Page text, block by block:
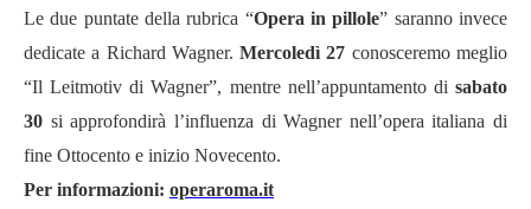
Le due puntate della rubrica “Opera in pillole” saranno invece
dedicate a Richard Wagner.Mercoledì 27 conosceremo meglio
“Il Leitmotiv di Wagner”, mentre nell’appuntamento di sabato
30 si approfondirà l’influenza di Wagner nell’opera italiana di
fine Ottocento e inizio Novecento.
Per informazioni: operaroma.it